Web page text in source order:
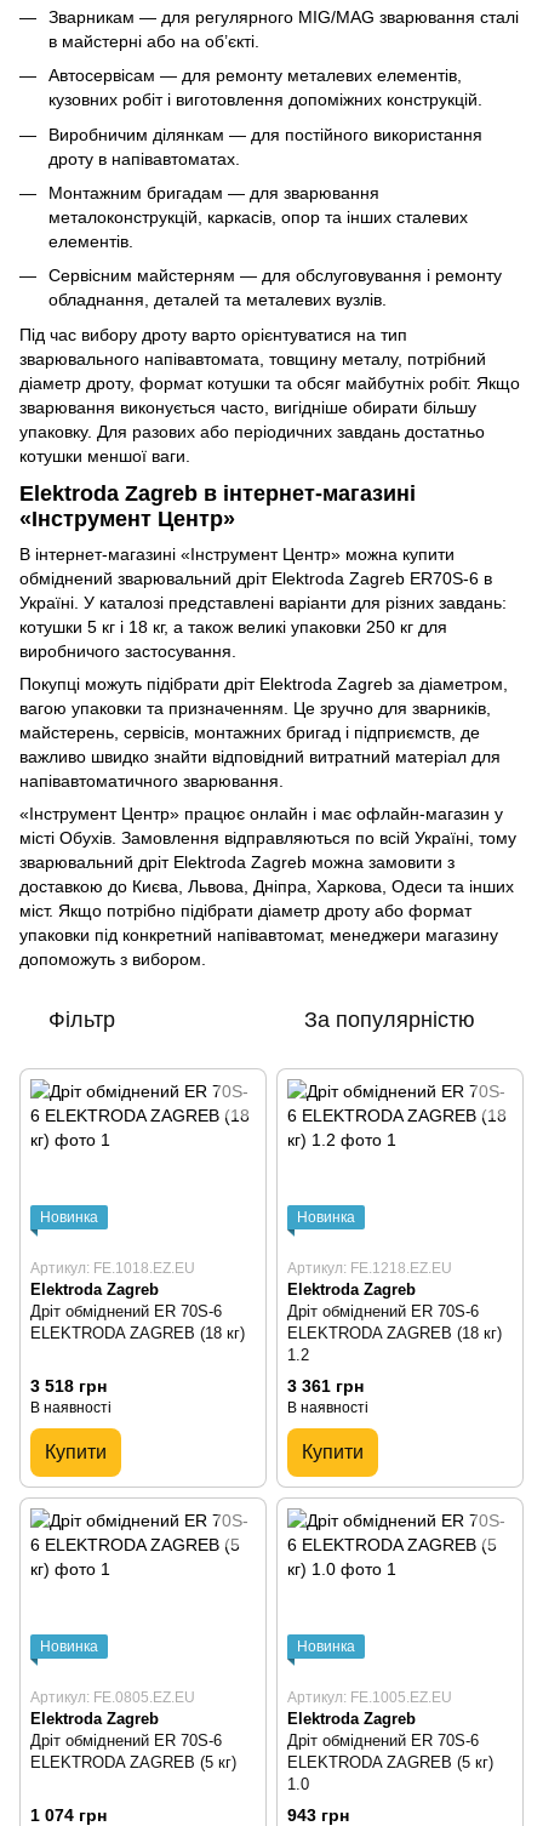
Зварникам — для регулярного MIG/MAG зварювання сталі
в майстерні або на об’єкті.
Автосервісам — для ремонту металевих елементів,
кузовних робіт і виготовлення допоміжних конструкцій.
Виробничим ділянкам — для постійного використання
дроту в напівавтоматах.
Монтажним бригадам — для зварювання
металоконструкцій, каркасів, опор та інших сталевих
елементів.
Сервісним майстерням — для обслуговування і ремонту
обладнання, деталей та металевих вузлів.
Під час вибору дроту варто орієнтуватися на тип
зварювального напівавтомата, товщину металу, потрібний
діаметр дроту, формат котушки та обсяг майбутніх робіт. Якщо
зварювання виконується часто, вигідніше обирати більшу
упаковку. Для разових або періодичних завдань достатньо
котушки меншої ваги.
Elektroda Zagreb в інтернет-магазині
«Інструмент Центр»
В інтернет-магазині «Інструмент Центр» можна купити
обміднений зварювальний дріт Elektroda Zagreb ER70S-6 в
Україні. У каталозі представлені варіанти для різних завдань:
котушки 5 кг і 18 кг, а також великі упаковки 250 кг для
виробничого застосування.
Покупці можуть підібрати дріт Elektroda Zagreb за діаметром,
вагою упаковки та призначенням. Це зручно для зварників,
майстерень, сервісів, монтажних бригад і підприємств, де
важливо швидко знайти відповідний витратний матеріал для
напівавтоматичного зварювання.
«Інструмент Центр» працює онлайн і має офлайн-магазин у
місті Обухів. Замовлення відправляються по всій Україні, тому
зварювальний дріт Elektroda Zagreb можна замовити з
доставкою до Києва, Львова, Дніпра, Харкова, Одеси та інших
міст. Якщо потрібно підібрати діаметр дроту або формат
упаковки під конкретний напівавтомат, менеджери магазину
допоможуть з вибором.
Фільтр За популярністю
Новинка
Артикул: FE.1018.EZ.EU
Elektroda Zagreb
Дріт обміднений ER 70S-6
ELEKTRODA ZAGREB (18 кг)
3 518 грн
В наявності
Купити
Новинка
Артикул: FE.1218.EZ.EU
Elektroda Zagreb
Дріт обміднений ER 70S-6
ELEKTRODA ZAGREB (18 кг)
1.2
3 361 грн
В наявності
Купити
Новинка
Артикул: FE.0805.EZ.EU
Elektroda Zagreb
Дріт обміднений ER 70S-6
ELEKTRODA ZAGREB (5 кг)
1 074 грн
Новинка
Артикул: FE.1005.EZ.EU
Elektroda Zagreb
Дріт обміднений ER 70S-6
ELEKTRODA ZAGREB (5 кг)
1.0
943 грн